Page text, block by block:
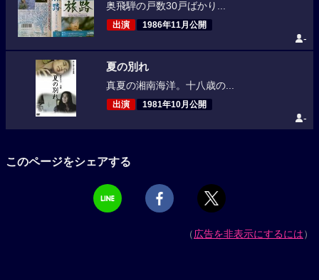
奥飛騨の戸数30戸ばかり...
出演 1986年11月公開
-
夏の別れ
真夏の湘南海洋。十八歳の...
出演 1981年10月公開
-
このページをシェアする
（広告を非表示にするには）